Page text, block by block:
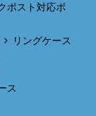
ポスト対応ボ
リングケース
ス